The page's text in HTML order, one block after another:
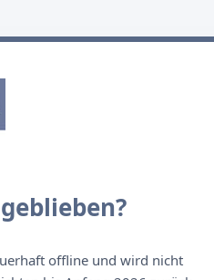
offline und wird nicht